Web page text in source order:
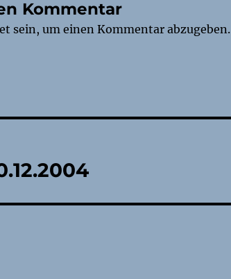
Kommentar
sein, um einen Kommentar abzugeben.